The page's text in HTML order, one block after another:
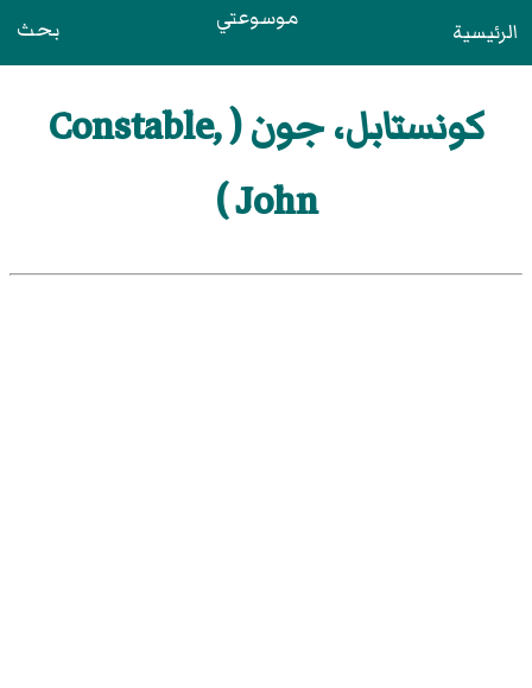
الرئيسية موسوعتي بحث
كونستابل، جون ( Constable,
John )